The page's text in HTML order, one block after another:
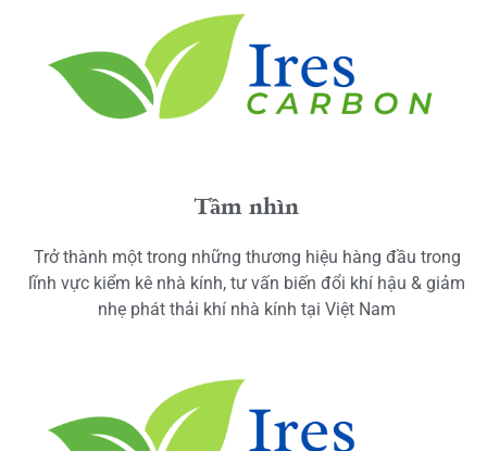
Tầm nhìn
Trở thành một trong những thương hiệu hàng đầu trong
lĩnh vực kiểm kê nhà kính, tư vấn biến đổi khí hậu & giảm
nhẹ phát thải khí nhà kính tại Việt Nam